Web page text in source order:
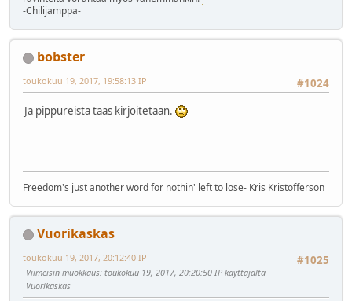
-Chilijamppa-
bobster
#1024
toukokuu 19, 2017, 19:58:13 IP
Ja pippureista taas kirjoitetaan.
Freedom's just another word for nothin' left to lose- Kris Kristofferson
Vuorikaskas
#1025
toukokuu 19, 2017, 20:12:40 IP
Viimeisin muokkaus: toukokuu 19, 2017, 20:20:50 IP käyttäjältä
Vuorikaskas